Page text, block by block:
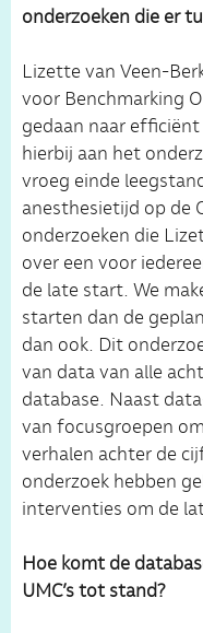
onderzoeken die er
Lizette van Veen-
voor Benchmarking
gedaan naar
hierbij aan het
vroeg einde
anesthesietijd op de
onderzoeken die
over een voor
de late start. We
starten dan de
dan ook. Dit
van data van alle
database. Naast
van focusgroepen
verhalen achter de
onderzoek hebben
interventies om de
Hoe komt de
UMC’s tot stand?